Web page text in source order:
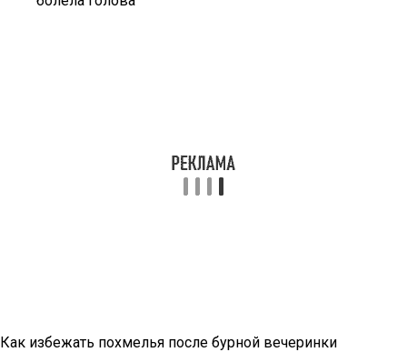
Как избежать похмелья после бурной вечеринки